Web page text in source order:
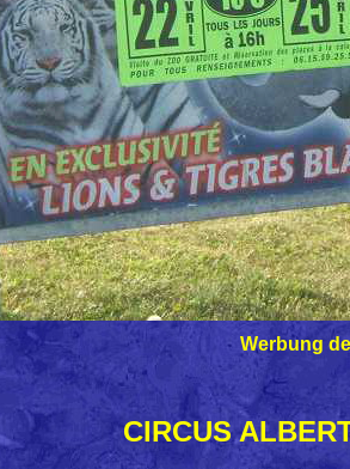
Werbung
CIRCUS